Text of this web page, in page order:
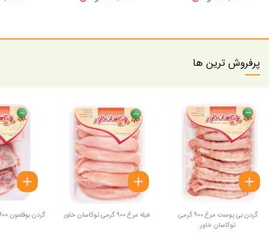
پرفروش ترین ها
گردن بی پوست مرغ 900 گرمی
توکاسان خاور
فیله مرغ 900 گرمی توکاسان خاور گردن بوقلمون 900 گرمی توکاسان خاور